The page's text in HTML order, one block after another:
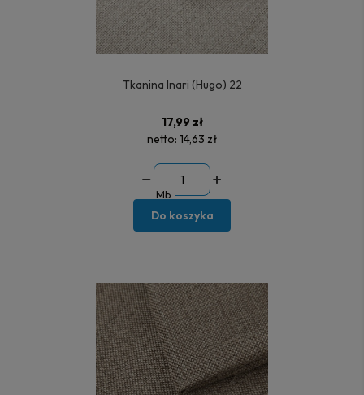
Tkanina Inari (Hugo) 22
17,99 zł
netto: 14,63 zł
Mb
Do koszyka